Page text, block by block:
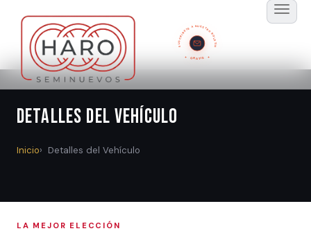
SUSCRÍBETE A NUESTRO BOLETÍN
GRATIS
Detalles del Vehículo
Inicio Detalles del Vehículo
LA MEJOR ELECCIÓN